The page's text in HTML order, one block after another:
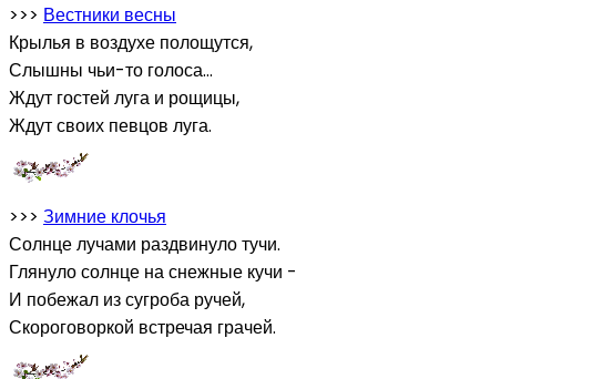
>>> Вестники весны
Крылья в воздухе полощутся,
Слышны чьи-то голоса…
Ждут гостей луга и рощицы,
Ждут своих певцов луга.
>>> Зимние клочья
Солнце лучами раздвинуло тучи.
Глянуло солнце на снежные кучи -
И побежал из сугроба ручей,
Скороговоркой встречая грачей.